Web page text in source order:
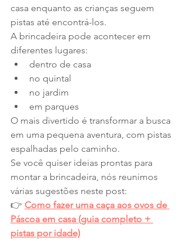
casa enquanto as crianças seguem
pistas até encontrá-los.
A brincadeira pode acontecer em
diferentes lugares:
dentro de casa
no quintal
no jardim
em parques
O mais divertido é transformar a busca
em uma pequena aventura, com pistas
espalhadas pelo caminho.
Se você quiser ideias prontas para
montar a brincadeira, nós reunimos
várias sugestões neste post:
👉 Como fazer uma caça aos ovos de
Páscoa em casa (guia completo +
pistas por idade)